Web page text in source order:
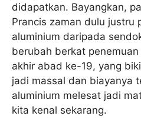
didapatkan. Bayangkan,
Prancis zaman dulu justru
aluminium daripada
berubah berkat penemuan
akhir abad ke-19, yang
jadi massal dan biayanya
aluminium melesat jadi
kita kenal sekarang.